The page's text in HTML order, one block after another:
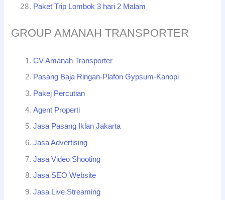
Paket Trip Lombok 3 hari 2 Malam
GROUP AMANAH TRANSPORTER
CV Amanah Transporter
Pasang Baja Ringan-Plafon Gypsum-Kanopi
Pakej Percutian
Agent Properti
Jasa Pasang Iklan Jakarta
Jasa Advertising
Jasa Video Shooting
Jasa SEO Website
Jasa Live Streaming